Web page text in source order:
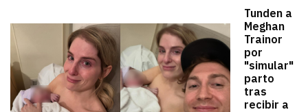
Tunden a
Meghan
Trainor
por
"simular"
parto
tras
recibir a